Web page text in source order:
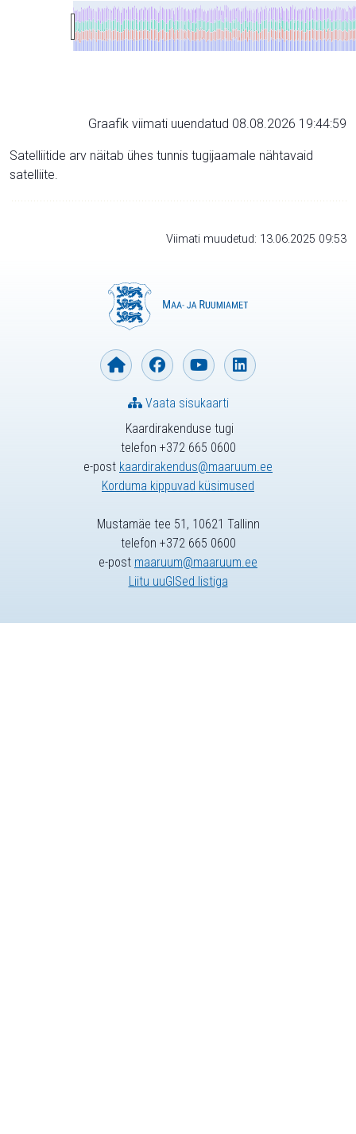
Graafik viimati uuendatud 08.08.2026 19:44:59
Satelliitide arv näitab ühes tunnis tugijaamale nähtavaid
satelliite.
Viimati muudetud: 13.06.2025 09:53
Kaardirakenduse tugi
telefon +372 665 0600
e-post kaardirakendus@maaruum.ee
Korduma kippuvad küsimused
Vaata sisukaarti
Mustamäe tee 51, 10621 Tallinn
telefon +372 665 0600
e-post maaruum@maaruum.ee
Liitu uuGISed listiga